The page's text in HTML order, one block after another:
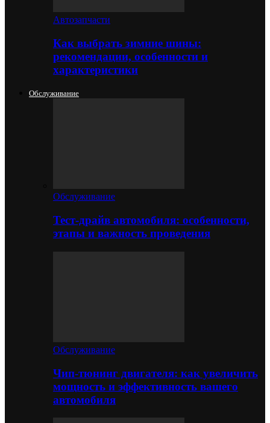
Автозапчасти
Как выбрать зимние шины:
рекомендации, особенности и
характеристики
Обслуживание
Обслуживание
Тест-драйв автомобиля: особенности,
этапы и важность проведения
Обслуживание
Чип-тюнинг двигателя: как увеличить
мощность и эффективность вашего
автомобиля